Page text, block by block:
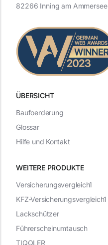
ÜBERSICHT
WEITERE PRODUKTE
Versicherungsvergleich1
KFZ-Versicherungsvergleich1
Lackschützer
Führerscheinumtausch
TIQQLER
82266 Inning am Ammersee
Baufoerderung
Glossar
Hilfe und Kontakt